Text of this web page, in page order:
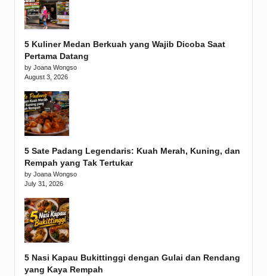
5 Kuliner Medan Berkuah yang Wajib Dicoba Saat
Pertama Datang
by Joana Wongso
August 3, 2026
5 Sate Padang Legendaris: Kuah Merah, Kuning, dan
Rempah yang Tak Tertukar
by Joana Wongso
July 31, 2026
5 Nasi Kapau Bukittinggi dengan Gulai dan Rendang
yang Kaya Rempah